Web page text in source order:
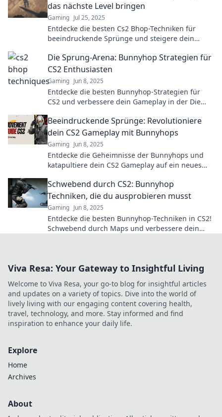
das nächste Level bringen
Gaming Jul 25, 2025
Entdecke die besten Cs2 Bhop-Techniken für
beeindruckende Sprünge und steigere dein
Die Sprung-Arena: Bunnyhop Strategien für
CS2 Enthusiasten
Gaming Jun 8, 2025
Entdecke die besten Bunnyhop-Strategien für
CS2 und verbessere dein Gameplay in der Die
Beeindruckende Sprünge: Revolutioniere
dein CS2 Gameplay mit Bunnyhops
Gaming Jun 8, 2025
Entdecke die Geheimnisse der Bunnyhops und
katapultiere dein CS2 Gameplay auf ein neues
deine Gegner!
Schwebend durch CS2: Bunnyhop
Techniken, die du ausprobieren musst
Gaming Jun 8, 2025
Entdecke die besten Bunnyhop-Techniken in CS2!
Schwebend durch Maps und verbessere dein
Viva Resa: Your Gateway to Insightful Living
Welcome to Viva Resa, your go-to blog for insightful articles
and updates on a variety of topics. Dive into the world of
lively living with our engaging content covering health,
travel, technology, and more. Stay informed and find
inspiration to enhance your daily life.
Explore
Home
Archives
About